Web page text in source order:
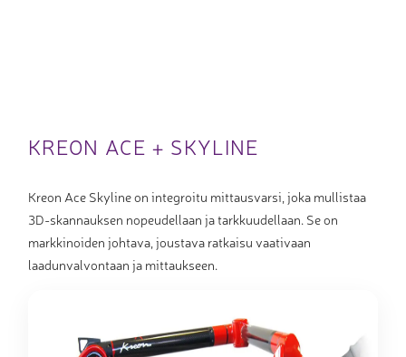
KREON ACE + SKYLINE
Kreon Ace Skyline on integroitu mittausvarsi, joka mullistaa
3D-skannauksen nopeudellaan ja tarkkuudellaan. Se on
markkinoiden johtava, joustava ratkaisu vaativaan
laadunvalvontaan ja mittaukseen.